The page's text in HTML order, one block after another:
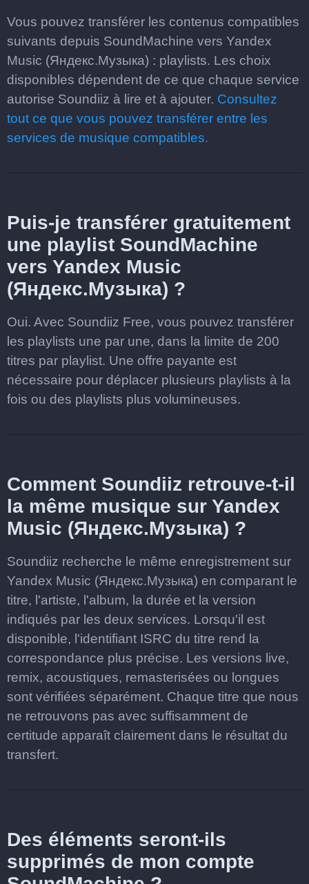
Vous pouvez transférer les contenus compatibles
suivants depuis SoundMachine vers Yandex
Music (Яндекс.Музыка) : playlists. Les choix
disponibles dépendent de ce que chaque service
autorise Soundiiz à lire et à ajouter. Consultez
tout ce que vous pouvez transférer entre les
services de musique compatibles.
Puis-je transférer gratuitement
une playlist SoundMachine
vers Yandex Music
(Яндекс.Музыка) ?
Oui. Avec Soundiiz Free, vous pouvez transférer
les playlists une par une, dans la limite de 200
titres par playlist. Une offre payante est
nécessaire pour déplacer plusieurs playlists à la
fois ou des playlists plus volumineuses.
Comment Soundiiz retrouve-t-il
la même musique sur Yandex
Music (Яндекс.Музыка) ?
Soundiiz recherche le même enregistrement sur
Yandex Music (Яндекс.Музыка) en comparant le
titre, l'artiste, l'album, la durée et la version
indiqués par les deux services. Lorsqu'il est
disponible, l'identifiant ISRC du titre rend la
correspondance plus précise. Les versions live,
remix, acoustiques, remasterisées ou longues
sont vérifiées séparément. Chaque titre que nous
ne retrouvons pas avec suffisamment de
certitude apparaît clairement dans le résultat du
transfert.
Des éléments seront-ils
supprimés de mon compte